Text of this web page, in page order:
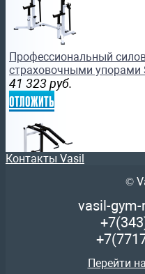
Профессиональный
страховочными упорами
41 323 руб.
отложить
Профессиональный
Контакты Vasil
©
vasil-
Перейти